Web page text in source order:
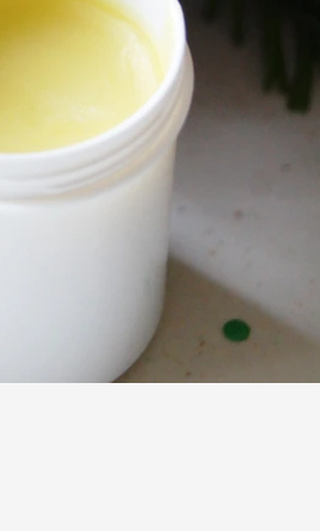
Kraft des Ortes
Hildegard von Bingen